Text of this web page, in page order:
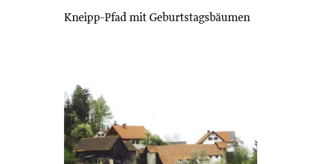
Kneipp-Pfad mit Geburtstagsbäumen